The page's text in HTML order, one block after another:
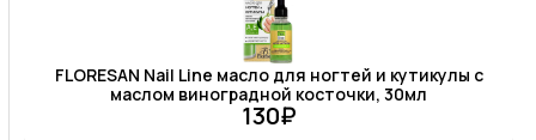
FLORESAN Nail Line масло для ногтей и кутикулы с
маслом виноградной косточки, 30мл
130₽